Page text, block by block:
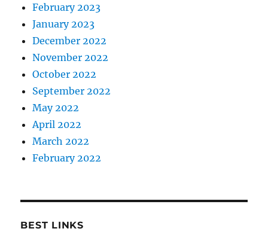
February 2023
January 2023
December 2022
November 2022
October 2022
September 2022
May 2022
April 2022
March 2022
February 2022
BEST LINKS